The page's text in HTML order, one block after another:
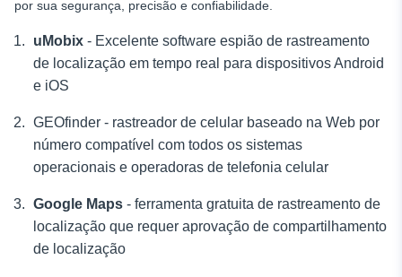
por sua segurança, precisão e confiabilidade.
uMobix - Excelente software espião de rastreamento
de localização em tempo real para dispositivos Android
e iOS
GEOfinder - rastreador de celular baseado na Web por
número compatível com todos os sistemas
operacionais e operadoras de telefonia celular
Google Maps - ferramenta gratuita de rastreamento de
localização que requer aprovação de compartilhamento
de localização